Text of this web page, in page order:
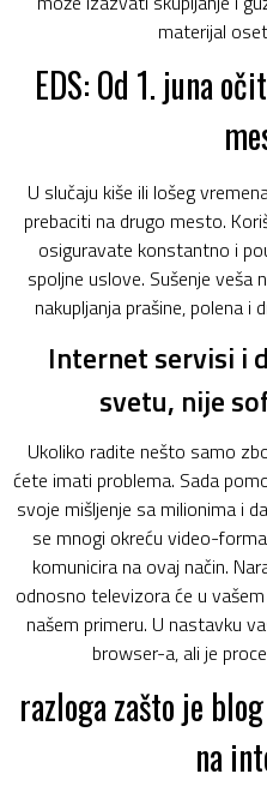
materijal
EDS: Od 1. juna
U slučaju kiše ili lošeg
prebaciti na drugo mesto.
osiguravate konstantno i
spoljne uslove. Sušenje
nakupljanja prašine, polena i
Internet servisi i
svetu, nije
Ukoliko radite nešto samo
ćete imati problema. Sada
svoje mišljenje sa milionima i
se mnogi okreću video-
komunicira na ovaj način.
odnosno televizora će u
našem primeru. U nastavku
browser-a, ali je
razloga zašto je
na